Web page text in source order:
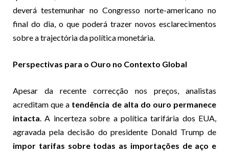
deverá testemunhar no Congresso norte-americano no
final do dia, o que poderá trazer novos esclarecimentos
sobre a trajectória da política monetária.
Perspectivas para o Ouro no Contexto Global
Apesar da recente correcção nos preços, analistas
acreditam que a tendência de alta do ouro permanece
intacta. A incerteza sobre a política tarifária dos EUA,
agravada pela decisão do presidente Donald Trump de
impor tarifas sobre todas as importações de aço e